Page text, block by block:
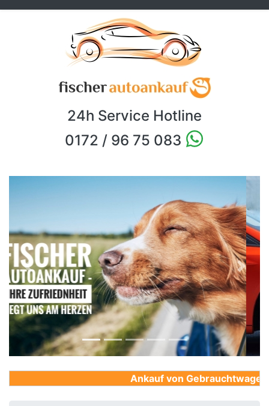
24h Service Hotline
0172 / 96 75 083
Previous Next
Ankauf von